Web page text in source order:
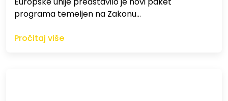
programa temeljen na Zakonu…
Pročitaj više